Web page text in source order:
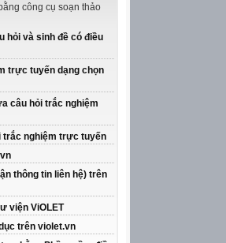
công cụ soạn thảo
hỏi và sinh đề có điều
trực tuyến dạng chọn
câu hỏi trắc nghiệm
trắc nghiệm trực tuyến
thông tin liên hệ) trên
viện ViOLET
trên violet.vn